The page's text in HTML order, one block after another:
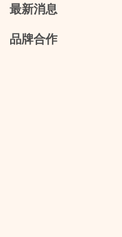
最新消息
品牌合作